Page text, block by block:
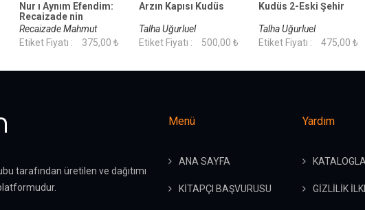
Nur ı Aynım Efendim:
Recaizade nin
Unutulmuş
Mektupları
Recaizade Mahmut
Ekrem
Etiket Fiyatı : 375,00 ₺
Arzın Kapısı Kudüs
Talha Uğurluel
Etiket Fiyatı :
500,00 ₺
Kudüs 2-Eski Şehir
Talha Uğurluel
Etiket Fiyatı :
475,00 ₺
tarafından üretilen ve dağıtımı
Menü
ANA SAYFA
KİTAPÇI BAŞVURUSU
Yardım
GİZLİLİK